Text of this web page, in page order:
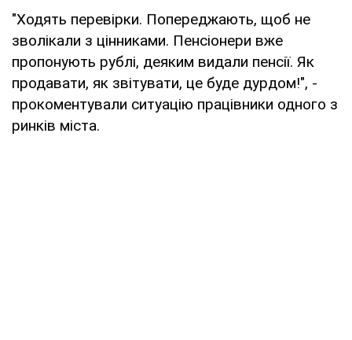
"Ходять перевірки. Попереджають, щоб не
зволікали з цінниками. Пенсіонери вже
пропонують рублі, деяким видали пенсії. Як
продавати, як звітувати, це буде дурдом!", -
прокоментували ситуацію працівники одного з
ринків міста.